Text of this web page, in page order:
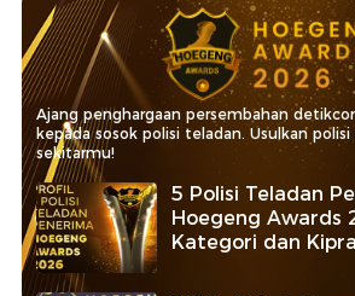
Ajang penghargaan persembahan
kepada sosok polisi teladan. Usulkan
sekitarmu!
5 Polisi Teladan
Hoegeng Awards
Kategori dan